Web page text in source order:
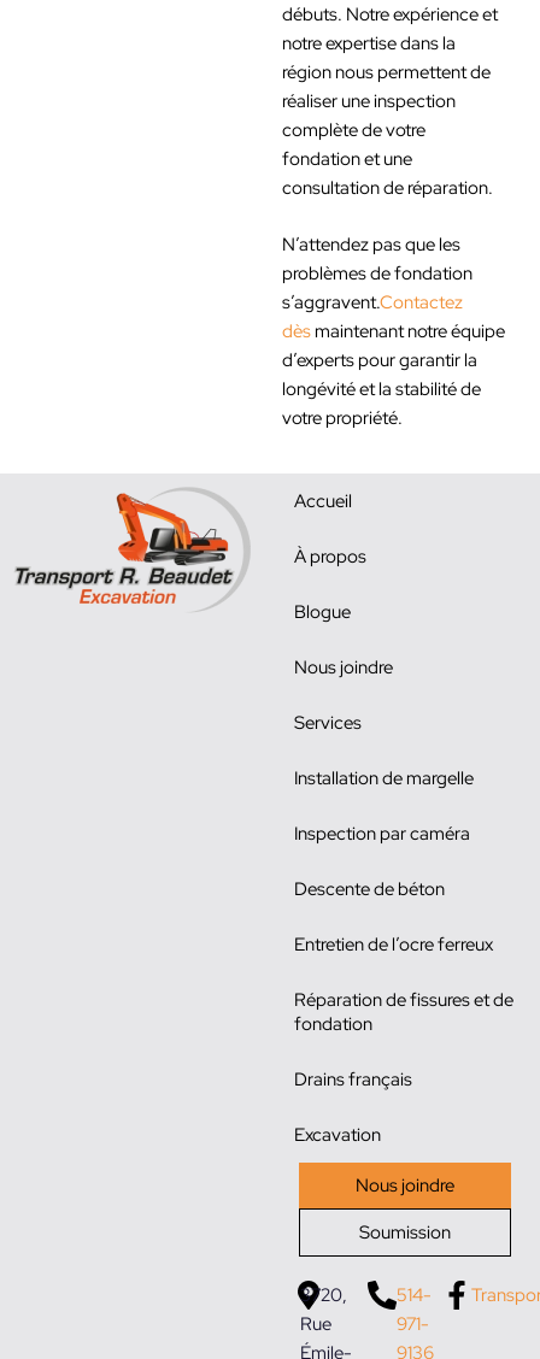
débuts. Notre expérience et
notre expertise dans la
région nous permettent de
réaliser une inspection
complète de votre
fondation et une
consultation de réparation.
N’attendez pas que les
problèmes de fondation
s’aggravent.Contactez
dès maintenant notre équipe
d’experts pour garantir la
longévité et la stabilité de
votre propriété.
Accueil
À propos
Blogue
Nous joindre
Services
Installation de margelle
Inspection par caméra
Descente de béton
Entretien de l’ocre ferreux
Réparation de fissures et de
fondation
Drains français
Excavation
Nous joindre
Soumission
3720,
Rue
Émile-
514-
971-
9136